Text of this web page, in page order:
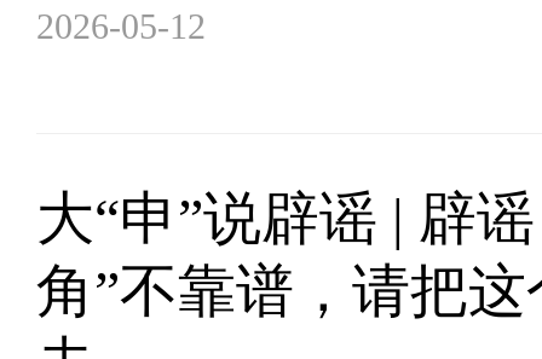
2026-05-12
大“申”说辟谣 | 辟
角”不靠谱，请把